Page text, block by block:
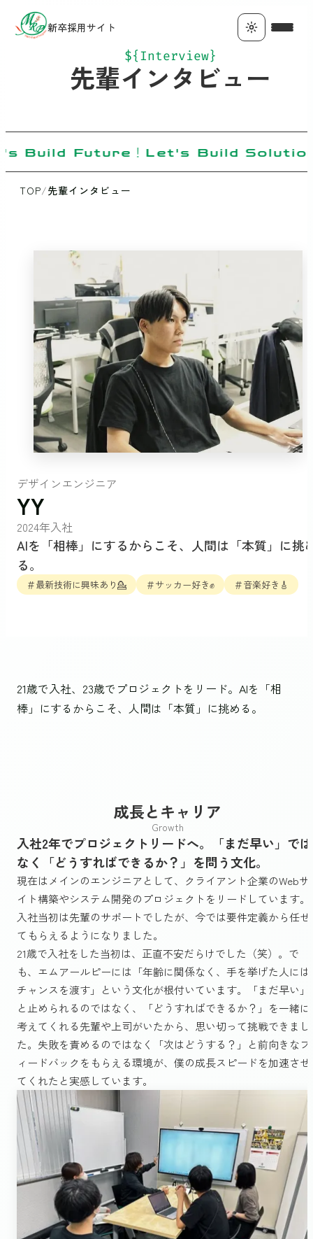
新卒採用サイト
${Interview}
先輩インタビュー
Build Future！Let's Build
TOP/先輩インタビュー
デザインエンジニア
YY
2024年入社
AIを「相棒」にするからこそ、人間は「本質」に挑
る。
＃最新技術に興味あり💁 ＃サッカー好き✊ ＃音楽好き🎸
21歳で入社、23歳でプロジェクトをリード。AIを「相
棒」にするからこそ、人間は「本質」に挑める。
成長とキャリア
Growth
入社2年でプロジェクトリードへ。「まだ早い」では
なく「どうすればできるか？」を問う文化。
現在はメインのエンジニアとして、クライアント企業のWebサ
イト構築やシステム開発のプロジェクトをリードしています。
入社当初は先輩のサポートでしたが、今では要件定義から任せ
てもらえるようになりました。
21歳で入社をした当初は、正直不安だらけでした（笑）。で
も、エムアールピーには「年齢に関係なく、手を挙げた人には
チャンスを渡す」という文化が根付いています。「まだ早い」
と止められるのではなく、「どうすればできるか？」を一緒に
考えてくれる先輩や上司がいたから、思い切って挑戦できまし
た。失敗を責めるのではなく「次はどうする？」と前向きなフ
ィードバックをもらえる環境が、僕の成長スピードを加速させ
てくれたと実感しています。